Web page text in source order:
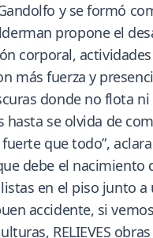
y se formó
propone el
corporal,
más fuerza y
donde no flota
se olvida de
que todo”,
debe el
en el piso junto
accidente, si
RELIEVES